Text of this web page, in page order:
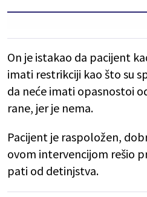
On je istakao da pacijent
imati restrikciji kao što su
da neće imati opasnostoi
rane, jer je nema.
Pacijent je raspoložen,
ovom intervencijom rešio
pati od detinjstva.